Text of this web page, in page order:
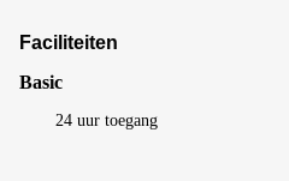
Faciliteiten
Basic
24 uur toegang